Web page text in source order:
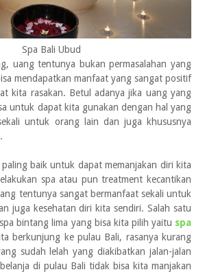
Spa Bali Ubud
uang tentunya bukan permasalahan yang
mendapatkan manfaat yang sangat positif
kita rasakan. Betul adanya jika uang yang
untuk dapat kita gunakan dengan hal yang
untuk orang lain dan juga khususnya
baik untuk dapat memanjakan diri kita
spa atau pun treatment kecantikan
tentunya sangat bermanfaat sekali untuk
juga kesehatan diri kita sendiri. Salah satu
bintang lima yang bisa kita pilih yaitu spa
berkunjung ke pulau Bali, rasanya kurang
sudah lelah yang diakibatkan jalan-jalan
di pulau Bali tidak bisa kita manjakan